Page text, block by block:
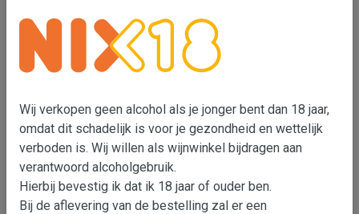
Bedrijventerrein 'De Vutter'
De Beverspijken 20 L
5221 ED 's-Hertogenbosch (Engelen)
M 06-22993764
e-mail: Wouter Bensdorp
Info
Wij verkopen geen alcohol als je jonger bent dan 18 jaar,
omdat dit schadelijk is voor je gezondheid en wettelijk
verboden is. Wij willen als wijnwinkel bijdragen aan
verantwoord alcoholgebruik.
Hierbij bevestig ik dat ik 18 jaar of ouder ben.
Bij de aflevering van de bestelling zal er een